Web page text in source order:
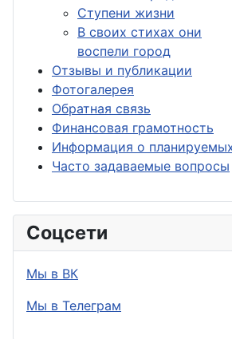
Ступени жизни
В своих стихах они
воспели город
Отзывы и публикации
Фотогалерея
Обратная связь
Финансовая грамотность
Информация о
Часто задаваемые вопросы
Соцсети
Мы в ВК
Мы в Телеграм